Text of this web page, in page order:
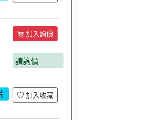
加入詢價
請詢價
加入收藏